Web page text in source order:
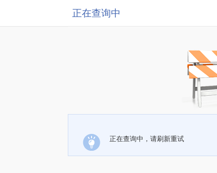
正在查询中
正在查询中，请刷新重试